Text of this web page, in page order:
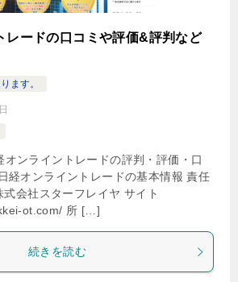
レードの口コミや評価&評判など
ます。
オンライントレードの評判・評価・口
経オンライントレードの基本情報 責任
会社スターフレイヤ サイト
ot.com/ 所 […]
続きを読む